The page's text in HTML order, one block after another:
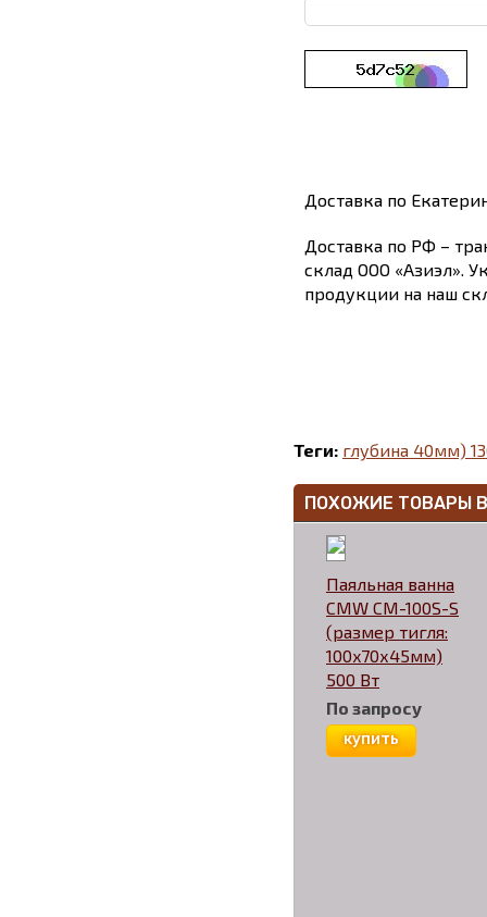
Доставка по
Доставка по РФ –
склад ООО «Азиэл».
продукции на наш
Теги: глубина 40мм)
ПОХОЖИЕ ТОВАРЫ
Паяльная ванна
CMW CM-100S-S
(размер тигля:
100x70х45мм)
500 Вт
По запросу
купить